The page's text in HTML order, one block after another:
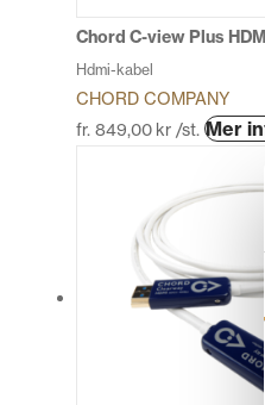
Chord C-view Plus
Hdmi-kabel
CHORD COMPANY
fr. 849,00 kr /st. Mer